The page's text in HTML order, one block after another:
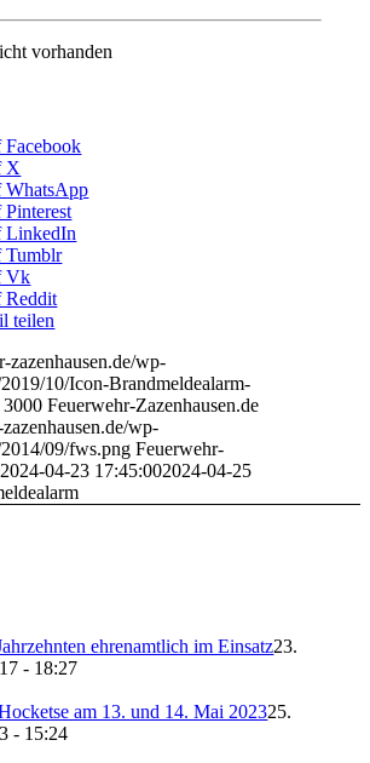
vorhanden
Facebook
X
WhatsApp
LinkedIn
Tumblr
Vk
Reddit
teilen
zazenhausen.de/wp-
10/Icon-Brandmeldealarm-
3000 Feuerwehr-Zazenhausen.de
wp-
09/fws.png Feuerwehr-
2024-04-23 17:45:002024-04-25
ehrenamtlich im Einsatz23.
- 18:27
am 13. und 14. Mai 202325.
- 15:24